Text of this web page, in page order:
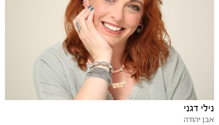
נילי דגני
אבן יהודה